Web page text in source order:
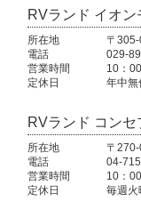
RVランド イオ
所在地
〒
電話
029-
営業時間
10：
定休日
年中無
RVランド コン
所在地
〒
電話
04-
営業時間
10：
定休日
毎週火